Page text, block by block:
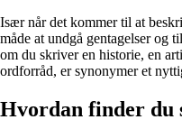
Især når det kommer til at
måde at undgå gentagelser og
om du skriver en historie, en
ordforråd, er synonymer et
Hvordan finder du